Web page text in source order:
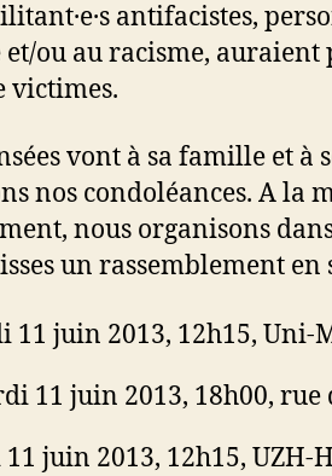
antifacistes,
et/ou au racisme, auraient
victimes.
vont à sa famille et à
nos condoléances. A la
nous organisons
un rassemblement en
11 juin 2013, 12h15, Uni-
11 juin 2013, 18h00, rue
juin 2013, 12h15, UZH-